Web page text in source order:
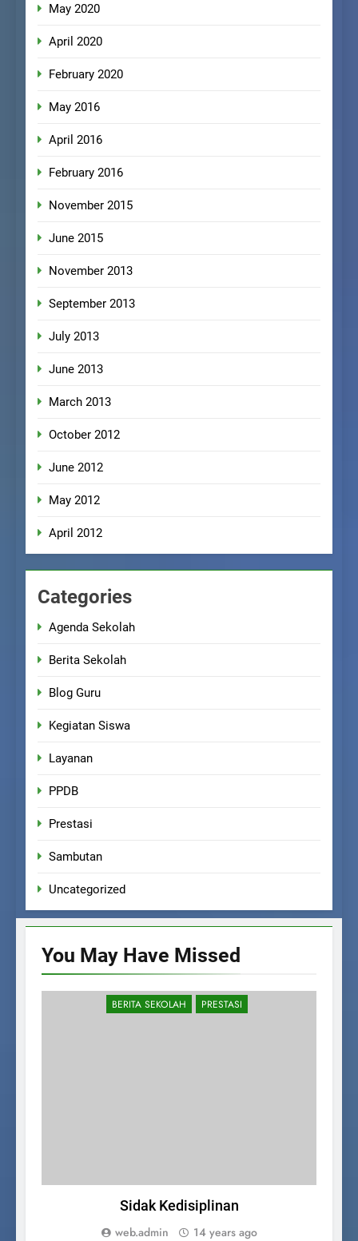
May 2020
April 2020
February 2020
May 2016
April 2016
February 2016
November 2015
June 2015
November 2013
September 2013
July 2013
June 2013
March 2013
October 2012
June 2012
May 2012
April 2012
Categories
Agenda Sekolah
Berita Sekolah
Blog Guru
Kegiatan Siswa
Layanan
PPDB
Prestasi
Sambutan
Uncategorized
You May Have Missed
BERITA SEKOLAH PRESTASI
Sidak Kedisiplinan
web.admin 14 years ago